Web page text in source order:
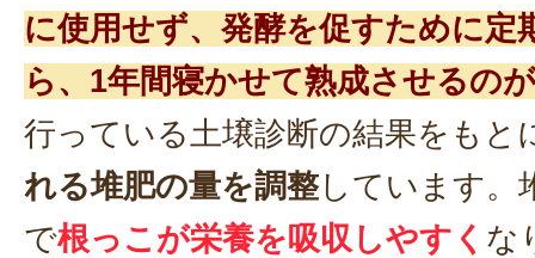
に使用せず、発酵を促すために定
ら、1年間寝かせて熟成させるの
行っている土壌診断の結果をもと
れる堆肥の量を調整しています。
で根っこが栄養を吸収しやすく な